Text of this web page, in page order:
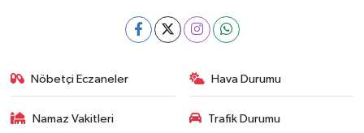
Nöbetçi Eczaneler Hava Durumu
Namaz Vakitleri Trafik Durumu